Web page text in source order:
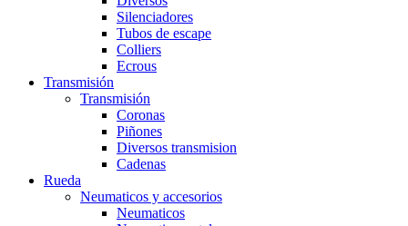
Silenciadores
Tubos de escape
Colliers
Ecrous
Transmisión
Transmisión
Coronas
Piñones
Diversos transmision
Cadenas
Rueda
Neumaticos y accesorios
Neumaticos